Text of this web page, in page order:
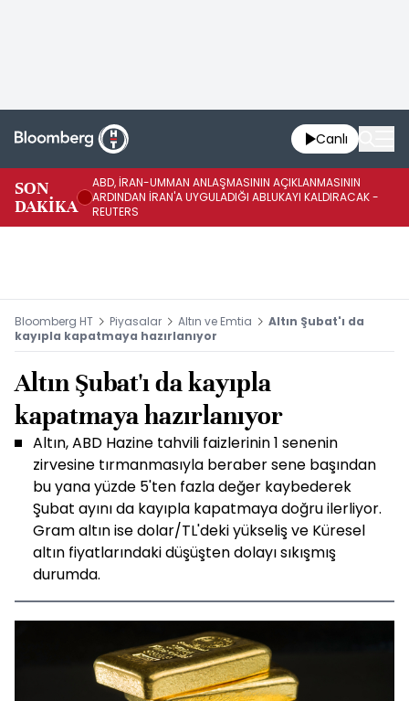
Canlı
SON
DAKİKA
ABD, İRAN-UMMAN ANLAŞMASININ AÇIKLANMASININ
ARDINDAN İRAN'A UYGULADIĞI ABLUKAYI KALDIRACAK -
REUTERS
Bloomberg HT Piyasalar Altın ve Emtia
Altın Şubat'ı da
kayıpla kapatmaya hazırlanıyor
Altın Şubat'ı da kayıpla
kapatmaya hazırlanıyor
Altın, ABD Hazine tahvili faizlerinin 1 senenin
zirvesine tırmanmasıyla beraber sene başından
bu yana yüzde 5'ten fazla değer kaybederek
Şubat ayını da kayıpla kapatmaya doğru ilerliyor.
Gram altın ise dolar/TL'deki yükseliş ve Küresel
altın fiyatlarındaki düşüşten dolayı sıkışmış
durumda.